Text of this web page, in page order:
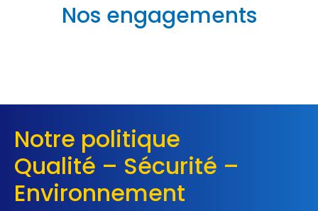
Nos engagements
Notre politique
Qualité – Sécurité –
Environnement